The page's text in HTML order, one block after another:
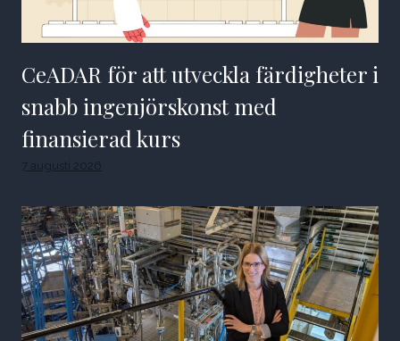
CeADAR för att utveckla färdigheter i
snabb ingenjörskonst med
finansierad kurs
7 augusti 2026